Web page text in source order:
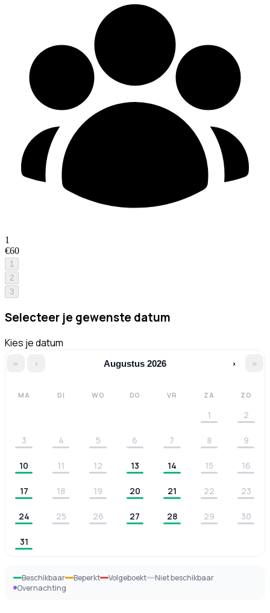
1
€60
1
2
3
Selecteer je gewenste datum
Kies je datum
« ‹ Augustus 2026 › »
MA DI WO DO VR ZA ZO
1 2
3 4 5 6 7 8 9
10 11 12 13 14 15 16
17 18 19 20 21 22 23
24 25 26 27 28 29 30
31
Beschikbaar Beperkt Volgeboekt
Niet beschikbaar
Overnachting